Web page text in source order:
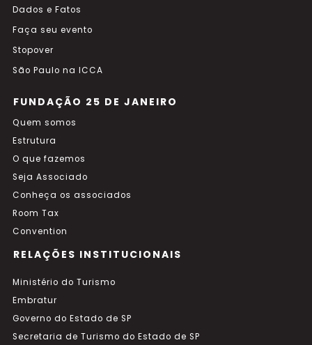
Dados e Fatos
Faça seu evento
Stopover
São Paulo na ICCA
FUNDAÇÃO 25 DE JANEIRO
Quem somos
Estrutura
O que fazemos
Seja Associado
Conheça os associados
Room Tax
Convention
RELAÇÕES INSTITUCIONAIS
Ministério do Turismo
Embratur
Governo do Estado de SP
Secretaria de Turismo do Estado de SP